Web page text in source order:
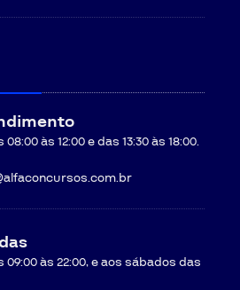
às 12:00 e das 13:30 às 18:00.
às 22:00, e aos sábados das